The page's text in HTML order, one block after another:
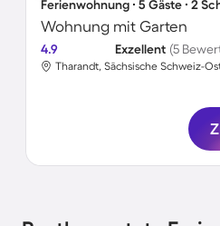
Ferienwohnung ∙ 5 Gäste ∙ 2
Wohnung mit Garten
4.9 Exzellent (5